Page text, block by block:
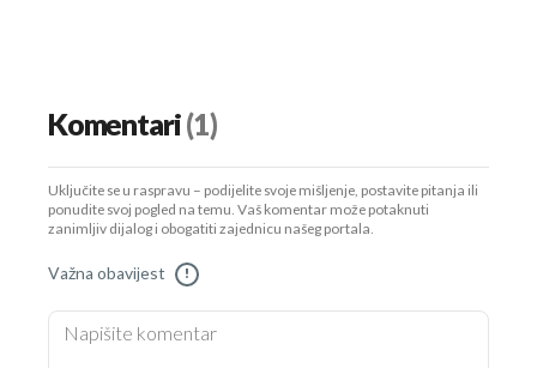
Komentari(1)
Uključite se u raspravu – podijelite svoje mišljenje, postavite pitanja ili
ponudite svoj pogled na temu. Vaš komentar može potaknuti
zanimljiv dijalog i obogatiti zajednicu našeg portala.
Važna obavijest !